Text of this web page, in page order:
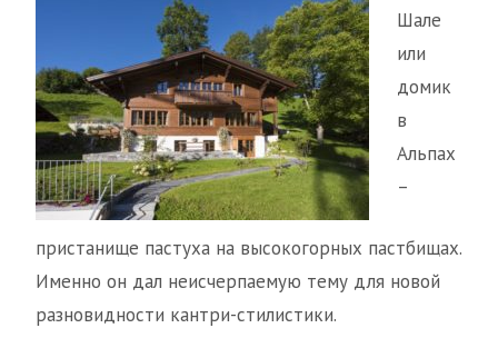
Шале
или
домик
в
Альпах
–
пристанище пастуха на высокогорных пастбищах.
Именно он дал неисчерпаемую тему для новой
разновидности кантри-стилистики.